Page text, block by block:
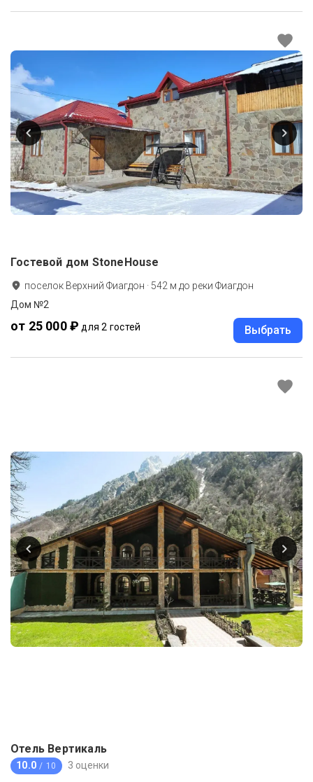
Гостевой дом StoneHouse
поселок Верхний Фиагдон · 542 м до реки Фиагдон
Дом №2
от 25 000 ₽ для 2 гостей Выбрать
Отель Вертикаль
10.0 / 10 3 оценки